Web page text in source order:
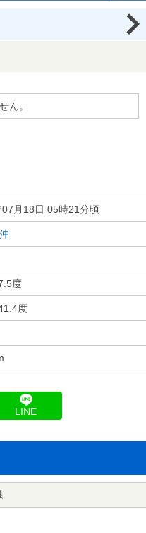
ん。
07月18日 05時21分頃
度
度
LINE